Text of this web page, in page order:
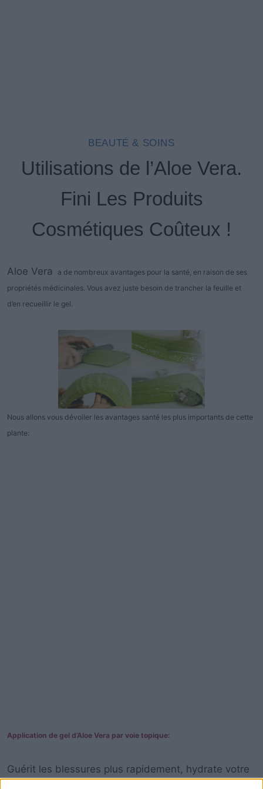
BEAUTÉ & SOINS
Utilisations de l’Aloe Vera.
Fini Les Produits
Cosmétiques Coûteux !
Aloe Vera
a de nombreux avantages pour la santé, en raison de ses
propriétés médicinales. Vous avez juste besoin de trancher la feuille et
d’en recueillir le gel.
Nous allons vous dévoiler les avantages santé les plus importants de cette
plante:
Application de gel d’Aloe Vera par voie topique:
Guérit les blessures plus rapidement, hydrate votre